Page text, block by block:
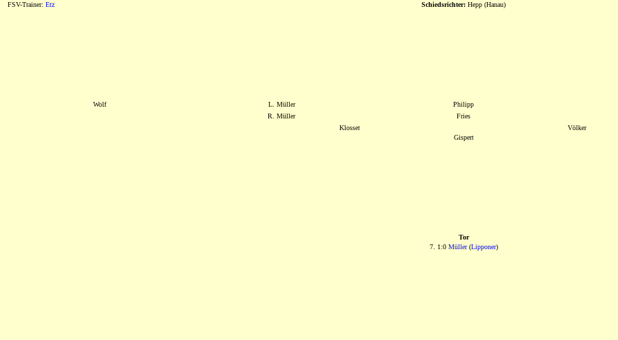
FSV-Trainer: Etz Schiedsrichter: Hepp (Hanau)
Wolf L. Müller Philipp
R. Müller
Fries
Klosset
Völker
Gispert
Tor
7. 1:0 Müller(Lipponer)